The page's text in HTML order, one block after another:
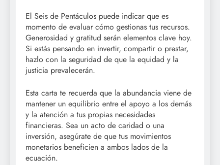
El Seis de Pentáculos puede indicar que es
momento de evaluar cómo gestionas tus recursos.
Generosidad y gratitud serán elementos clave hoy.
Si estás pensando en invertir, compartir o prestar,
hazlo con la seguridad de que la equidad y la
justicia prevalecerán.
Esta carta te recuerda que la abundancia viene de
mantener un equilibrio entre el apoyo a los demás
y la atención a tus propias necesidades
financieras. Sea un acto de caridad o una
inversión, asegúrate de que tus movimientos
monetarios beneficien a ambos lados de la
ecuación.